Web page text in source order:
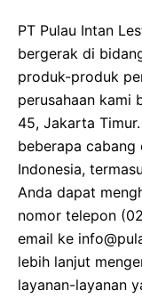
PT Pulau Intan
bergerak di
produk-produk
perusahaan kami
45, Jakarta
beberapa
Indonesia,
Anda dapat
nomor telepon
email ke
lebih lanjut
layanan-layanan